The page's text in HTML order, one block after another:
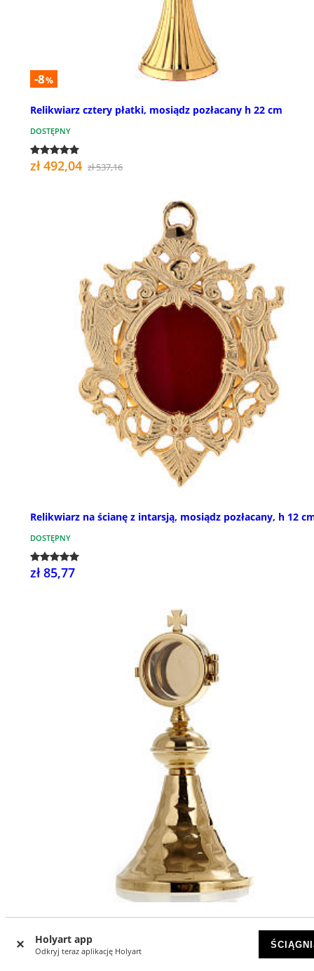
Holyart app
Odkryj teraz aplikację Holyart
-8%
Relikwiarz cztery płatki, mosiądz pozłacany h 22 cm
DOSTĘPNY
zł 492,04 zł 537,16
Relikwiarz na ścianę z intarsją, mosiądz pozłacany, h 12
DOSTĘPNY
zł 85,77
DOSTĘPNY